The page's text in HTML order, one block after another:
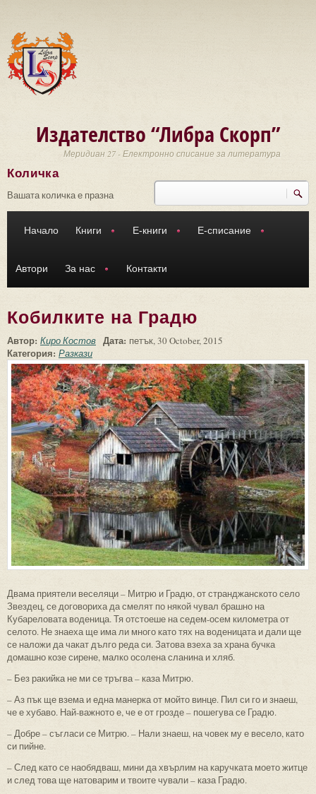
Издателство “Либра Скорп”
Меридиан 27 - Електронно списание за литература
Търси
Количка
Вашата количка е празна
Начало Книги Е-книги Е-списание
Автори За нас Контакти
Кобилките на Градю
Автор: Киро Костов Дата: петък, 30 October, 2015
Категория: Разкази
Двама приятели веселяци – Митрю и Градю, от странджанското село
Звездец, се договориха да смелят по някой чувал брашно на
Кубареловата воденица. Тя отстоеше на седем-осем километра от
селото. Не знаеха ще има ли много като тях на воденицата и дали ще
се наложи да чакат дълго реда си. Затова взеха за храна бучка
домашно козе сирене, малко осолена сланина и хляб.
– Без ракийка не ми се тръгва – каза Митрю.
– Аз пък ще взема и една манерка от мойто винце. Пил си го и знаеш,
че е хубаво. Най-важното е, че е от грозде – пошегува се Градю.
– Добре – съгласи се Митрю. – Нали знаеш, на човек му е весело, като
си пийне.
– След като се наобядваш, мини да хвърлим на каручката моето житце
и след това ще натоварим и твоите чували – каза Градю.